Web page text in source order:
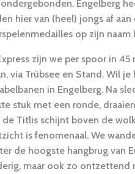
Engelberg
hier van (heel) jongs af
op zijn naam
zijn we per spoor in
via Trübsee en Stand. Wil
in Engelberg. Na
stuk met een ronde,
Titlis schijnt boven de
is fenomenaal. We
de hoogste hangbrug van
maar ook zo